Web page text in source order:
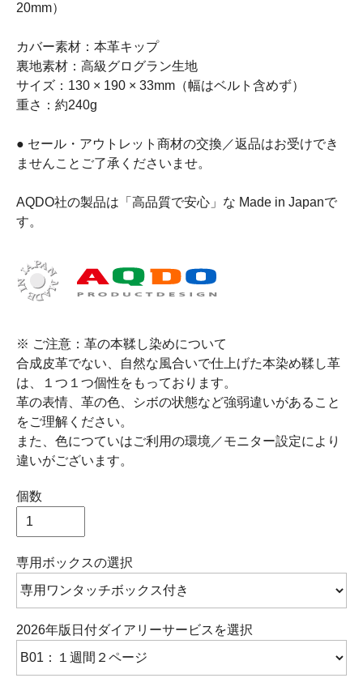
20mm）
カバー素材：本革キップ
裏地素材：高級グログラン生地
サイズ：130 × 190 × 33mm（幅はベルト含めず）
重さ：約240g
● セール・アウトレット商材の交換／返品はお受けでき
ませんことご了承くださいませ。
AQDO社の製品は「高品質で安心」な Made in Japanで
す。
※ ご注意：革の本鞣し染めについて
合成皮革でない、自然な風合いで仕上げた本染め鞣し革
は、１つ１つ個性をもっております。
革の表情、革の色、シボの状態など強弱違いがあること
をご理解ください。
また、色につていはご利用の環境／モニター設定により
違いがございます。
個数
専用ボックスの選択
2026年版日付ダイアリーサービスを選択